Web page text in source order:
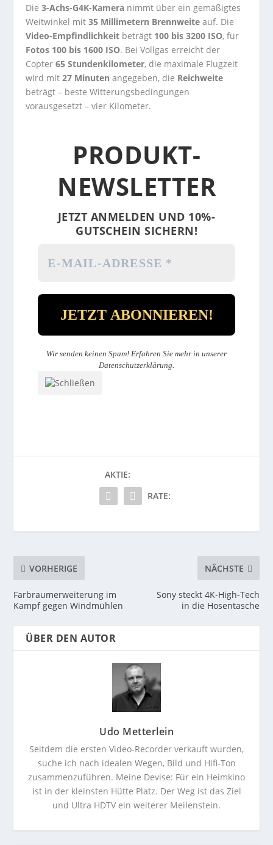
Die3-Achs-G4K-Kamera nimmt über ein gemäßigtes
Weitwinkel mit35 Millimetern Brennweite auf. Die
Video-Empfindlichkeit beträgt 100 bis 3200 ISO, für
Fotos 100 bis 1600 ISO. Bei Vollgas erreicht der
Copter65 Stundenkilometer, die maximale Flugzeit
wird mit27 Minuten angegeben, die Reichweite
beträgt – beste Witterungsbedingungen
vorausgesetzt – vier Kilometer.
PRODUKT-
NEWSLETTER
JETZT ANMELDEN UND 10%-
GUTSCHEIN SICHERN!
Wir senden keinen Spam! Erfahren Sie mehr in unserer
Datenschutzerklärung.
AKTIE:
RATE:
VORHERIGE
Farbraumerweiterung im
Kampf gegen Windmühlen
NÄCHSTE
Sony steckt 4K-High-Tech
in die Hosentasche
ÜBER DEN AUTOR
Udo Metterlein
Seitdem die ersten Video-Recorder verkauft wurden,
suche ich nach idealen Wegen, Bild und Hifi-Ton
zusammenzuführen. Meine Devise: Für ein Heimkino
ist in der kleinsten Hütte Platz. Der Weg ist das Ziel
und Ultra HDTV ein weiterer Meilenstein.